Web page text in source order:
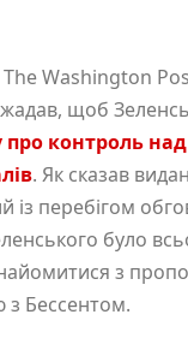
Washington
щоб
про контроль
. Як сказав
із перебігом
було
з
з Бессентом.